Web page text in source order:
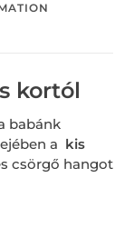
kortól
babánk
a kis
csörgő hangot